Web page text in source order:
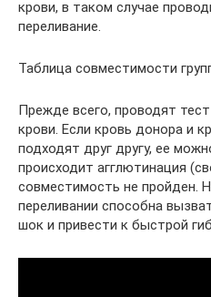
крови, в таком случае
переливание.
Таблица совместимости
Прежде всего, проводят
крови. Если кровь донора и
подходят друг другу, ее
происходит агглютинация
совместимость не пройден.
переливании способна
шок и привести к быстрой